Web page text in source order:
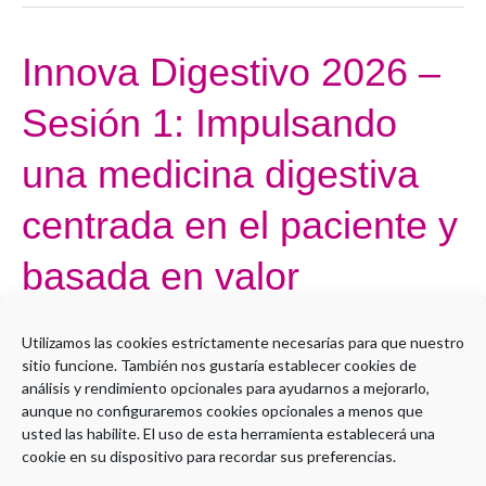
Utilizamos las cookies estrictamente necesarias para que nuestro
sitio funcione. También nos gustaría establecer cookies de
análisis y rendimiento opcionales para ayudarnos a mejorarlo,
aunque no configuraremos cookies opcionales a menos que
usted las habilite. El uso de esta herramienta establecerá una
cookie en su dispositivo para recordar sus preferencias.
Innova Digestivo 2026 –
Sesión 1: Impulsando
una medicina digestiva
centrada en el paciente y
basada en valor
Open to access this content
Innova
Digestivo
2026
Sesión
Impulsando
una
medicina
centrada
en
el
paciente
Leer más »